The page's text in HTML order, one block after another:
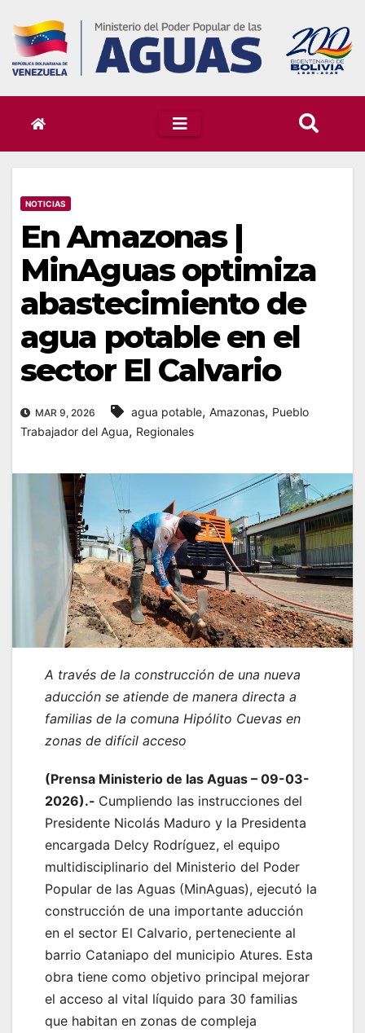
content
NOTICIAS
En Amazonas |
MinAguas optimiza
abastecimiento de
agua potable en el
sector El Calvario
MAR 9, 2026 agua potable, Amazonas, Pueblo
Trabajador del Agua, Regionales
A través de la construcción de una nueva
aducción se atiende de manera directa a
familias de la comuna Hipólito Cuevas en
zonas de difícil acceso
(Prensa Ministerio de las Aguas – 09-03-
2026).- Cumpliendo las instrucciones del
Presidente Nicolás Maduro y la Presidenta
encargada Delcy Rodríguez, el equipo
multidisciplinario del Ministerio del Poder
Popular de las Aguas (MinAguas), ejecutó la
construcción de una importante aducción
en el sector El Calvario, perteneciente al
barrio Cataniapo del municipio Atures. Esta
obra tiene como objetivo principal mejorar
el acceso al vital líquido para 30 familias
que habitan en zonas de compleja